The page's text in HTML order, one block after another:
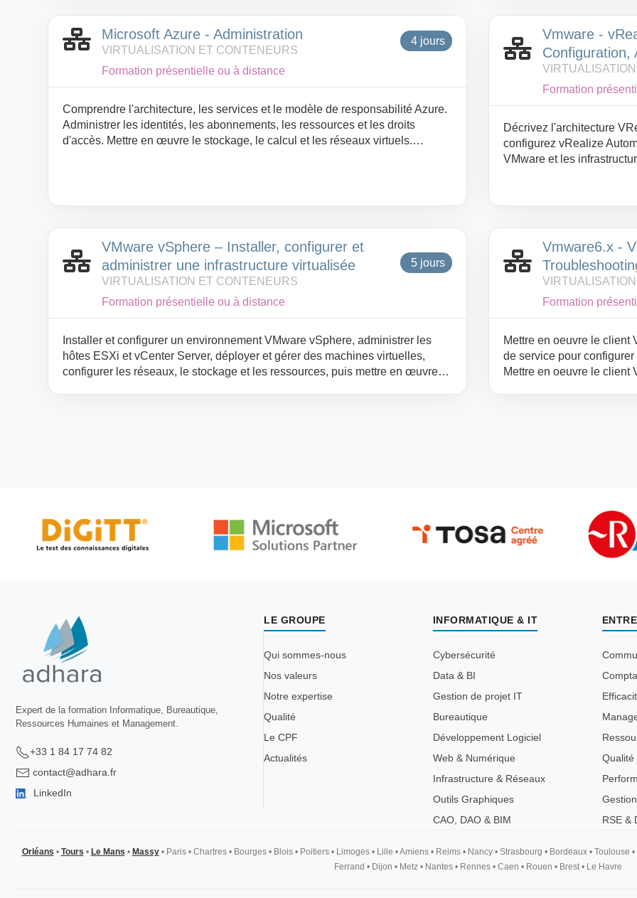
principes d’orchestration
Microsoft Azure - Administration
VIRTUALISATION ET CONTENEURS
4 jours
Formation présentielle ou à distance
Comprendre l'architecture, les services et le modèle de responsabilité Azure.
Administrer les identités, les abonnements, les ressources et les droits
d'accès. Mettre en œuvre le stockage, le calcul et les réseaux virtuels.
Vmware -
Configuration,
Formation
Décrivez l'architecture
configurez vRealize
VMware et les
Microsoft, Amazon et
l'extensibilité et les flux
machines et la
VMware vSphere – Installer, configurer et
administrer une infrastructure virtualisée
VIRTUALISATION ET CONTENEURS
5 jours
Formation présentielle ou à distance
Installer et configurer un environnement VMware vSphere, administrer les
hôtes ESXi et vCenter Server, déployer et gérer des machines virtuelles,
configurer les réseaux, le stockage et les ressources, puis mettre en œuvre
Vmware6.x -
Formation
Mettre en oeuvre le client
de service pour
Mettre en oeuvre le client
Expert de la formation Informatique, Bureautique,
Ressources Humaines et Management.
+33 1 84 17 74 82
contact@adhara.fr
LinkedIn
LE GROUPE
Qui sommes-nous
Nos valeurs
Notre expertise
Qualité
Le CPF
Actualités
INFORMATIQUE & IT
Cybersécurité
Data & BI
Gestion de projet IT
Bureautique
Développement Logiciel
Web & Numérique
Infrastructure & Réseaux
Outils Graphiques
CAO, DAO & BIM
Qualité
RSE &
Orléans • Tours • Le Mans • Massy •Paris •Chartres •Bourges •Blois •Poitiers •Limoges •Lille •Amiens •Reims •Nancy •Strasbourg •Bordeaux •Toulouse •
Ferrand •Dijon •Metz •Nantes •Rennes •Caen •Rouen •Brest•Le Havre